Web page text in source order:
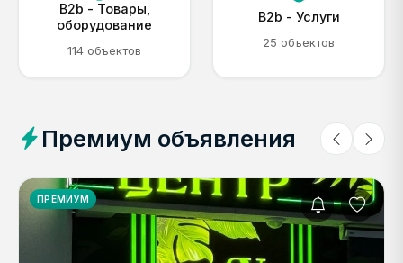
B2b - Товары,
оборудование
114 объектов
B2b - Услуги
25 объектов
Премиум объявления
ПРЕМИУМ